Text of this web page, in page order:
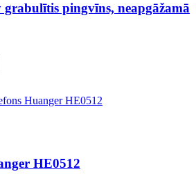
pingvīns, neapgāžamā
HE0512